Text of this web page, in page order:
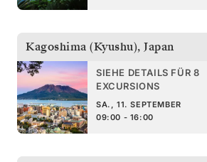
Kagoshima (Kyushu), Japan
SIEHE DETAILS FÜR 8
EXCURSIONS
SA., 11. SEPTEMBER
09:00 - 16:00